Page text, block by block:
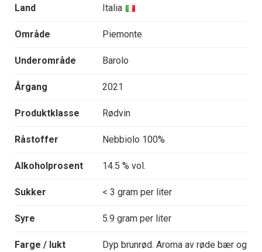
Land Italia
Område Piemonte
Underområde Barolo
Årgang 2021
Produktklasse Rødvin
Råstoffer Nebbiolo 100%
Alkoholprosent 14.5 % vol.
Sukker < 3 gram per liter
Syre 5.9 gram per liter
Farge / lukt
Dyp brunrød. Aroma av røde bær og